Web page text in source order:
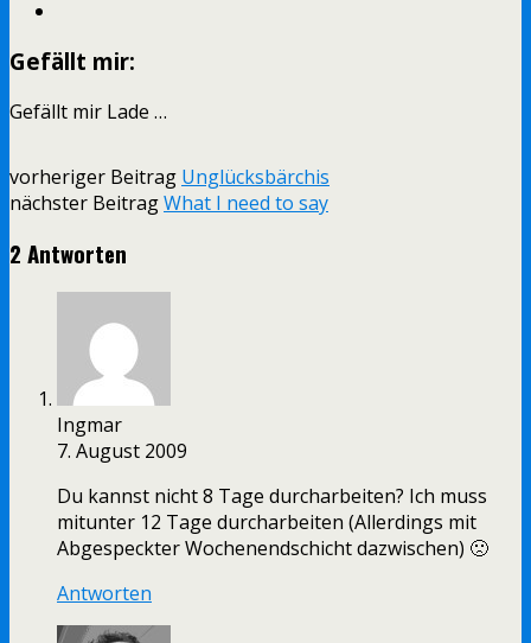
Gefällt mir:
Gefällt mir Lade …
vorheriger Beitrag Unglücksbärchis
nächster BeitragWhat I need to say
2 Antworten
Ingmar
7. August 2009
Du kannst nicht 8 Tage durcharbeiten? Ich muss
mitunter 12 Tage durcharbeiten (Allerdings mit
Abgespeckter Wochenendschicht dazwischen) 🙁
Antworten